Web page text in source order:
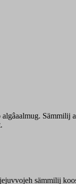
Sämmilij
sämmilij